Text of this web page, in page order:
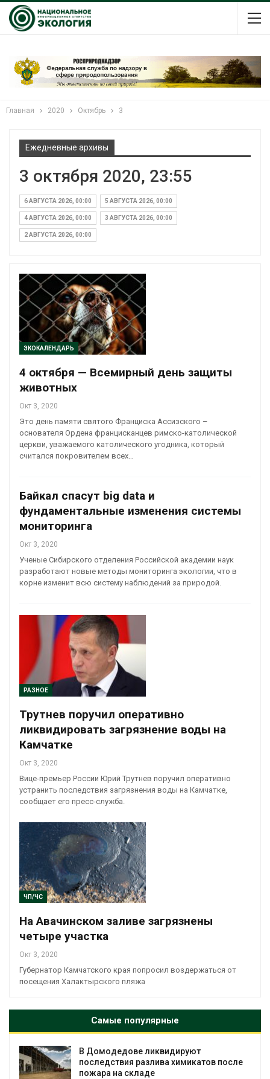
Главная 2020 Октябрь 3
Ежедневные архивы
3 октября 2020, 23:55
6 АВГУСТА 2026, 00:00 5 АВГУСТА 2026, 00:00
4 АВГУСТА 2026, 00:00 3 АВГУСТА 2026, 00:00
2 АВГУСТА 2026, 00:00
ЭКОКАЛЕНДАРЬ
4 октября — Всемирный день защиты
животных
Окт 3, 2020
Это день памяти святого Франциска Ассизского –
основателя Ордена францисканцев римско-католической
церкви, уважаемого католического угодника, который
считался покровителем всех…
Байкал спасут big data и
фундаментальные изменения системы
мониторинга
Окт 3, 2020
Ученые Сибирского отделения Российской академии наук
разработают новые методы мониторинга экологии, что в
корне изменит всю систему наблюдений за природой.
РАЗНОЕ
Трутнев поручил оперативно
ликвидировать загрязнение воды на
Камчатке
Окт 3, 2020
Вице-премьер России Юрий Трутнев поручил оперативно
устранить последствия загрязнения воды на Камчатке,
сообщает его пресс-служба.
ЧП/ЧС
На Авачинском заливе загрязнены
четыре участка
Окт 3, 2020
Губернатор Камчатского края попросил воздержаться от
посещения Халактырского пляжа
Самые популярные
В Домодедове ликвидируют
последствия разлива химикатов после
пожара на складе